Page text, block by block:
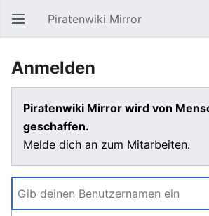
Hauptmenü öffnen Piratenwiki Mirror
Anmelden
Piratenwiki Mirror wird von
geschaffen.
Melde dich an zum Mitarbeiten.